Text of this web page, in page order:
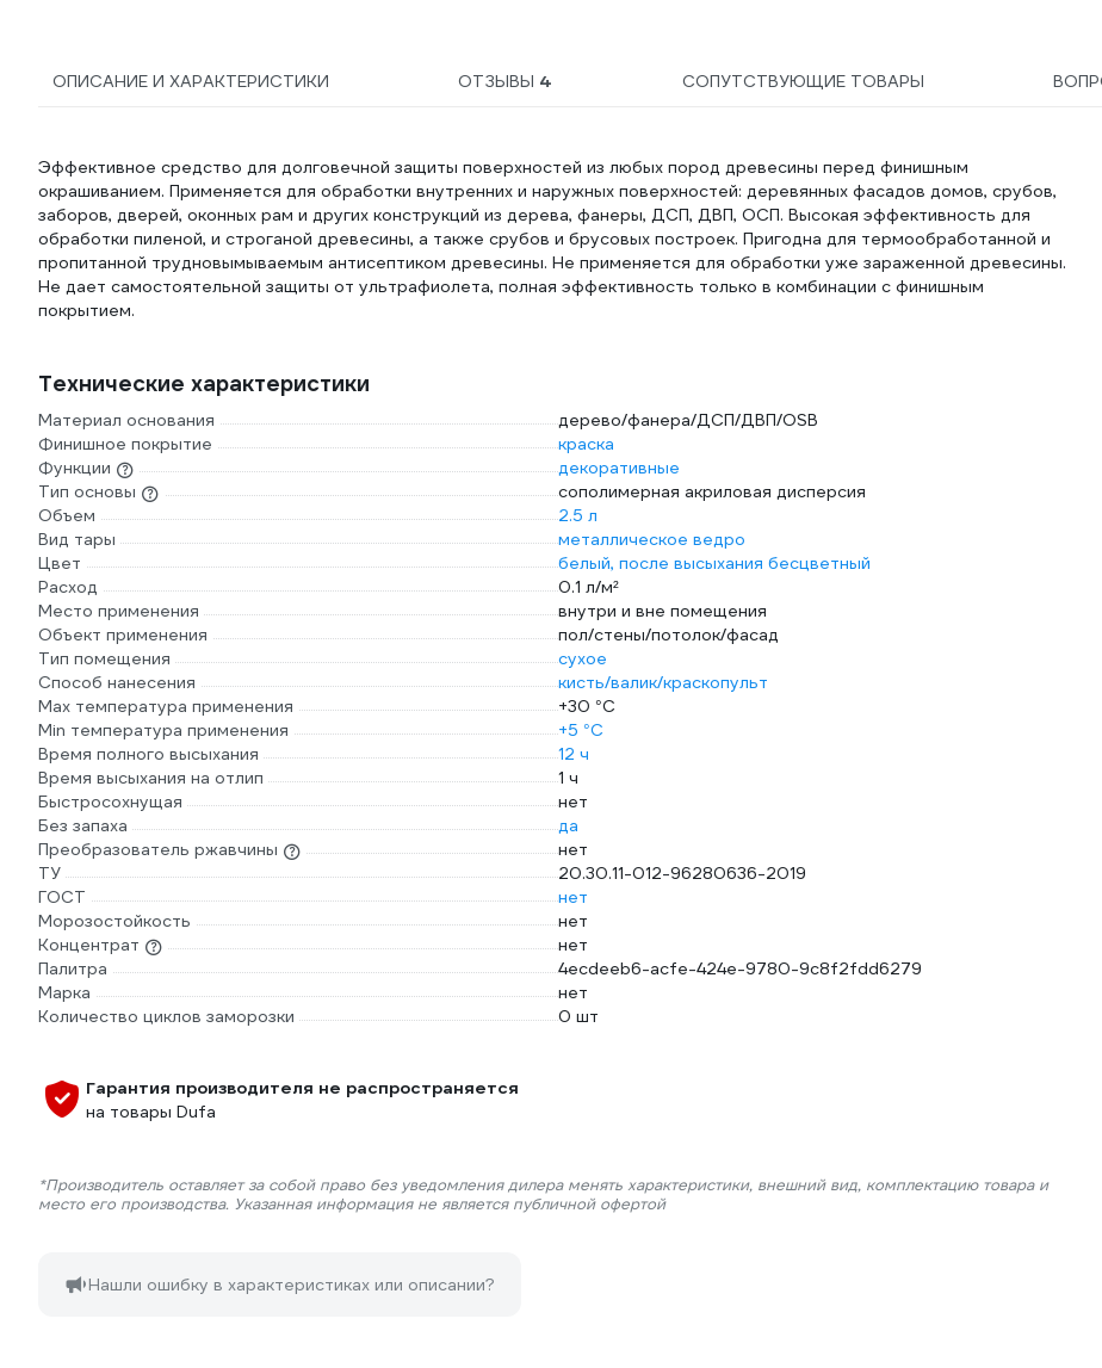
ОПИСАНИЕ И ХАРАКТЕРИСТИКИ ОТЗЫВЫ 4 СОПУТСТВУЮЩИЕ ТОВАРЫ
Эффективное средство для долговечной защиты поверхностей из любых пород древесины перед финишным
окрашиванием. Применяется для обработки внутренних и наружных поверхностей: деревянных фасадов домов, срубов,
заборов, дверей, оконных рам и других конструкций из дерева, фанеры, ДСП, ДВП, ОСП. Высокая эффективность для
обработки пиленой, и строганой древесины, а также срубов и брусовых построек. Пригодна для термообработанной и
пропитанной трудновымываемым антисептиком древесины. Не применяется для обработки уже зараженной древесины.
Не дает самостоятельной защиты от ультрафиолета, полная эффективность только в комбинации с финишным
покрытием.
Технические характеристики
Материал основания
дерево/фанера/ДСП/ДВП/OSB
Финишное покрытие
краска
Функции
декоративные
Тип основы
сополимерная акриловая дисперсия
Объем
2.5 л
Вид тары
металлическое ведро
Цвет
белый, после высыхания бесцветный
Расход
0.1 л/м²
Место применения
внутри и вне помещения
Объект применения
пол/стены/потолок/фасад
Тип помещения
сухое
Способ нанесения
кисть/валик/краскопульт
Max температура применения
+30 °С
Min температура применения
+5 °С
Время полного высыхания
12 ч
Время высыхания на отлип
1 ч
Быстросохнущая
нет
Без запаха
да
Преобразователь ржавчины
нет
ТУ
20.30.11-012-96280636-2019
ГОСТ
нет
Морозостойкость
нет
Концентрат
нет
Палитра
4ecdeeb6-acfe-424e-9780-9c8f2fdd6279
Марка
нет
Количество циклов заморозки
0 шт
Гарантия производителя не распространяется
на товары Dufa
*Производитель оставляет за собой право без уведомления дилера менять характеристики, внешний вид, комплектацию товара и
место его производства. Указанная информация не является публичной офертой
Нашли ошибку в характеристиках или описании?